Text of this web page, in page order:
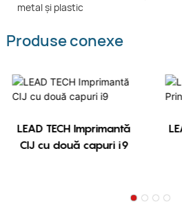
Produse conexe
LEAD TECH Imprimantă
CIJ cu două capuri i9